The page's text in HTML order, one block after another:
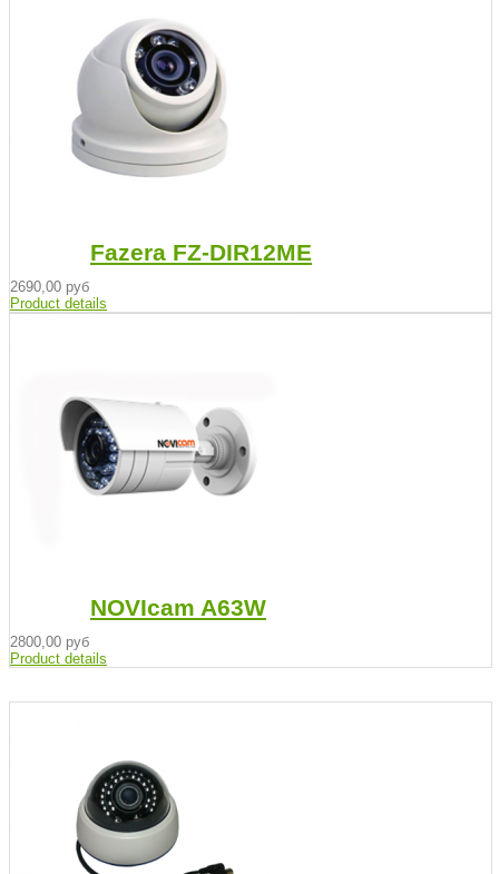
Fazera FZ-DIR12ME
2690,00 руб
Product details
NOVIcam A63W
2800,00 руб
Product details